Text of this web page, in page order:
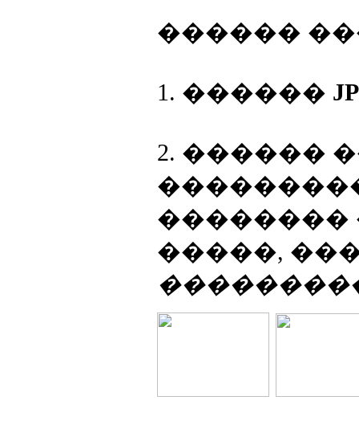
������
1. ������
2. ������
��������
�����,